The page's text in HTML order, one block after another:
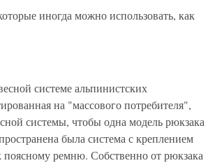
иногда можно использовать, как
системе альпинистских
на "массового потребителя",
системы, чтобы одна модель рюкзака
была система с креплением
поясному ремню. Собственно от рюкзака